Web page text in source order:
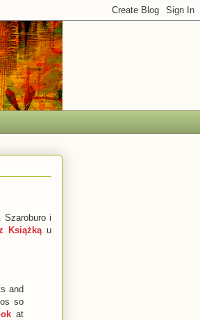
Szaroburo i
Książkąu
and
so
at